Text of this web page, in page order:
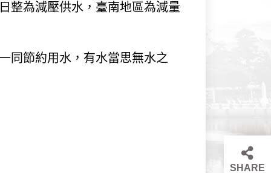
整為減壓供水，臺南地區為減量
同節約用水，有水當思無水之
SHARE